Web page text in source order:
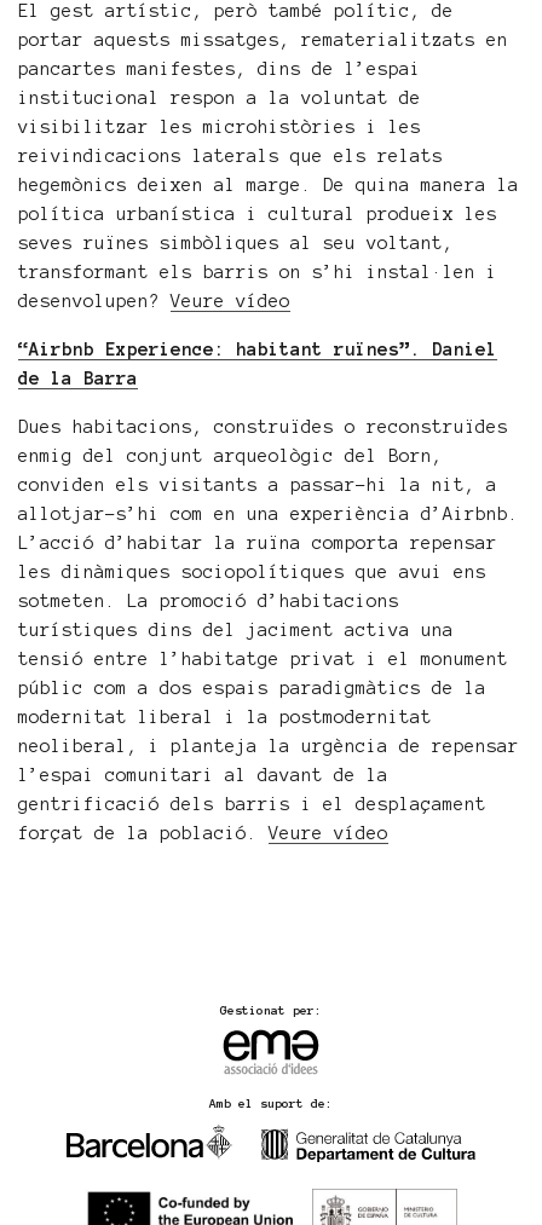
El gest artístic, però també polític, de
portar aquests missatges, rematerialitzats en
pancartes manifestes, dins de l’espai
institucional respon a la voluntat de
visibilitzar les microhistòries i les
reivindicacions laterals que els relats
hegemònics deixen al marge. De quina manera la
política urbanística i cultural produeix les
seves ruïnes simbòliques al seu voltant,
transformant els barris on s’hi instal·len i
desenvolupen?Veure vídeo
“Airbnb Experience: habitant ruïnes”. Daniel
de la Barra
Dues habitacions, construïdes o reconstruïdes
enmig del conjunt arqueològic del Born,
conviden els visitants a passar-hi la nit, a
allotjar-s’hi com en una experiència d’Airbnb.
L’acció d’habitar la ruïna comporta repensar
les dinàmiques sociopolítiques que avui ens
sotmeten. La promoció d’habitacions
turístiques dins del jaciment activa una
tensió entre l’habitatge privat i el monument
públic com a dos espais paradigmàtics de la
modernitat liberal i la postmodernitat
neoliberal, i planteja la urgència de repensar
l’espai comunitari al davant de la
gentrificació dels barris i el desplaçament
forçat de la població.Veure vídeo
Gestionat per:
Amb el suport de: